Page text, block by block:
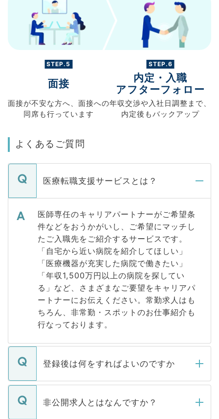
STEP.5
面接
面接が不安な方へ、 面接への
同席も行っています
STEP.6
内定・入職
アフターフォロー
年収交渉や入社日調整まで、
内定後もバックアップ
よくあるご質問
医療転職支援サービスとは？
医師専任のキャリアパートナーがご希望条
件などをおうかがいし、ご希望にマッチし
たご入職先をご紹介するサービスです。
「自宅から近い病院を紹介してほしい」
「医療機器が充実した病院で働きたい」
「年収1,500万円以上の病院を探してい
る」など、さまざまなご要望をキャリアパ
ートナーにお伝えください。常勤求人はも
ちろん、非常勤・スポットのお仕事紹介も
行なっております。
登録後は何をすればよいのですか
ご登録いただきましたら、弊社担当者がご
登録内容を確認し、その後メールもしくは
非公開求人とはなんですか？